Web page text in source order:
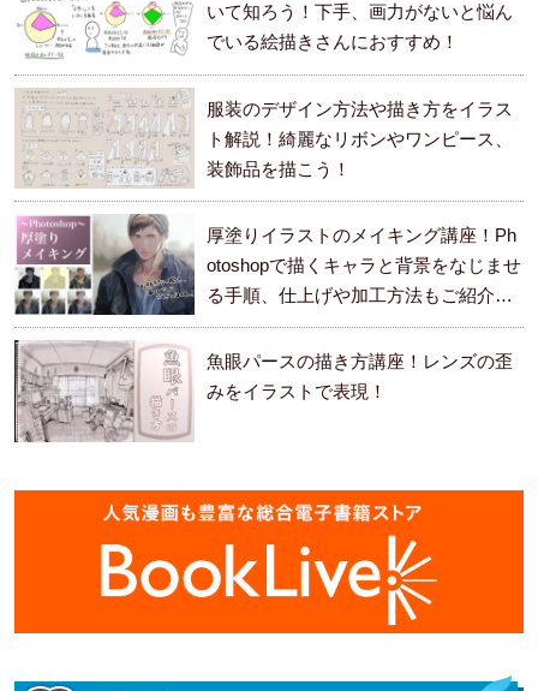
いて知ろう！下手、画力がないと悩ん
でいる絵描きさんにおすすめ！
服装のデザイン方法や描き方をイラス
ト解説！綺麗なリボンやワンピース、
装飾品を描こう！
厚塗りイラストのメイキング講座！Ph
otoshopで描くキャラと背景をなじませ
る手順、仕上げや加工方法もご紹介し
ます。
魚眼パースの描き方講座！レンズの歪
みをイラストで表現！